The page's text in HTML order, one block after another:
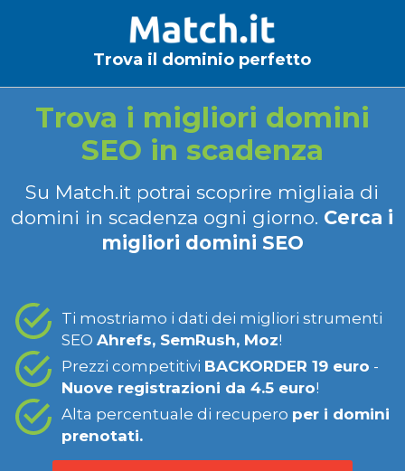
Trova il dominio perfetto
Trova i migliori domini
SEO in scadenza
Su Match.it potrai scoprire migliaia di
domini in scadenza ogni giorno. Cerca i
migliori domini SEO
Ti mostriamo i dati dei migliori strumenti
SEO Ahrefs, SemRush, Moz!
Prezzi competitivi BACKORDER 19 euro -
Nuove registrazioni da 4.5 euro!
Alta percentuale di recupero per i domini
prenotati.